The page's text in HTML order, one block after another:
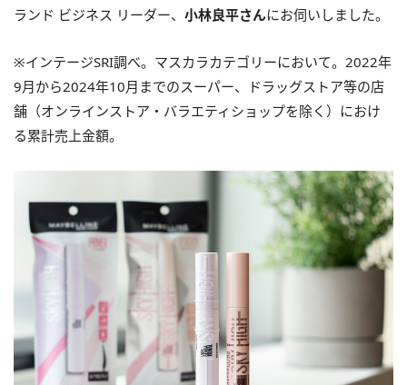
ランド ビジネス リーダー、 小林良平さんにお伺いしました。
※インテージSRI調べ。マスカラカテゴリーにおいて。2022年
9月から2024年10月までのスーパー、ドラッグストア等の店
舗（オンラインストア・バラエティショップを除く）におけ
る累計売上金額。